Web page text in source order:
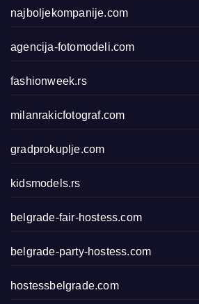
najboljekompanije.com
agencija-fotomodeli.com
fashionweek.rs
milanrakicfotograf.com
gradprokuplje.com
kidsmodels.rs
belgrade-fair-hostess.com
belgrade-party-hostess.com
hostessbelgrade.com